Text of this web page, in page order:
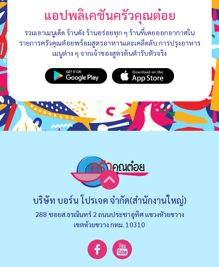
แอปพลิเคชันครัวคุณต๋อย
รวมเอาเมนูเด็ด ร้านดัง ร้านอร่อยทุก ๆ ร้านที่เคยออกอากาศใน
รายการครัวคุณต๋อยพร้อมสูตรอาหารและเคล็ดลับ การปรุงอาหาร
เมนูต่าง ๆ จากเจ้าของสูตรต้นตำรับตัวจริง
บริษัท บอร์น โปรเจค จำกัด(สำนักงานใหญ่)
288 ซอยส.ธรณินทร์ 2 ถนนประชาอุทิศ แขวงหัวยขวาง
เขตห้วยขวาง กทม. 10310